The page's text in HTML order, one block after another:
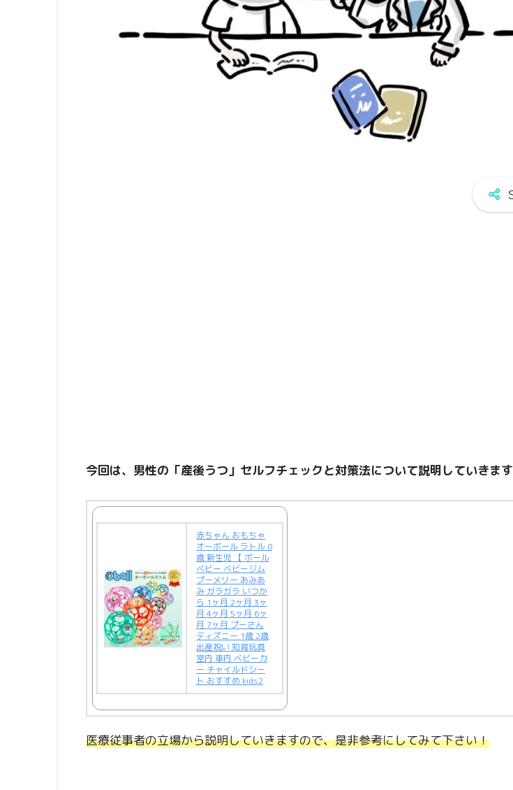
今回は、男性の「産後うつ」セルフチェックと対策法について説明していきます
赤ちゃん おもちゃ
オーボール ラトル 0
歳 新生児 【 ボール
ベビー ベビージム
プーメリー あみあ
み ガラガラ いつか
ら 1ヶ月 2ヶ月 3ヶ
月 4ヶ月 5ヶ月 6ヶ
月 7ヶ月 プーさん
ディズニー 1歳 2歳
出産祝い 知育玩具
室内 車内 ベビーカ
ー チャイルドシー
ト おすすめ kids2
医療従事者の立場から説明していきますので、是非参考にしてみて下さい！